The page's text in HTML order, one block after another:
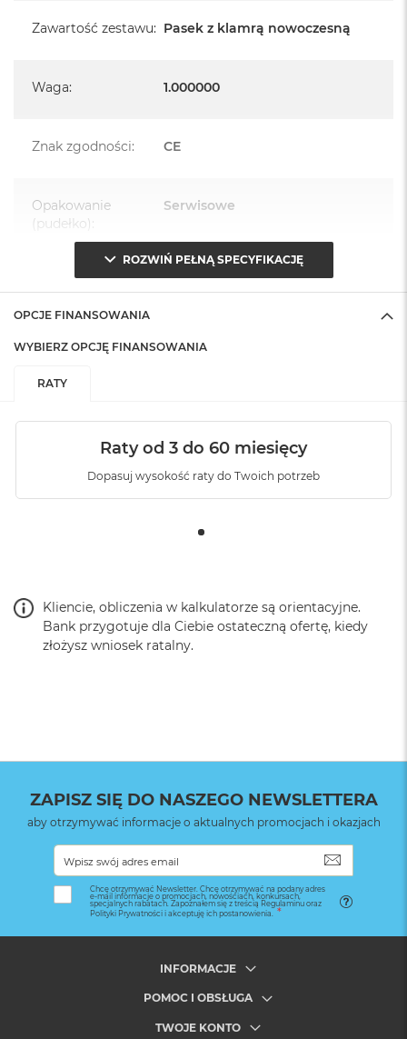
Zawartość zestawu: Pasek z klamrą nowoczesną
Waga: 1.000000
Znak zgodności: CE
Opakowanie
(pudełko):
Serwisowe
ROZWIŃ PEŁNĄ SPECYFIKACJĘ
OPCJE FINANSOWANIA
WYBIERZ OPCJĘ FINANSOWANIA
RATY
Raty od 3 do 60 miesięcy
Dopasuj wysokość raty do Twoich potrzeb
Kliencie, obliczenia w kalkulatorze są orientacyjne.
Bank przygotuje dla Ciebie ostateczną ofertę, kiedy
złożysz wniosek ratalny.
ZAPISZ SIĘ DO NASZEGO NEWSLETTERA
aby otrzymywać informacje o aktualnych promocjach i okazjach
Chcę otrzymywać Newsletter. Chcę otrzymywać na podany adres
e-mail informacje o promocjach, nowościach, konkursach,
specjalnych rabatach. Zapoznałem się z treścią Regulaminu oraz
Polityki Prywatności i akceptuję ich postanowienia.
INFORMACJE
POMOC I OBSŁUGA
TWOJE KONTO